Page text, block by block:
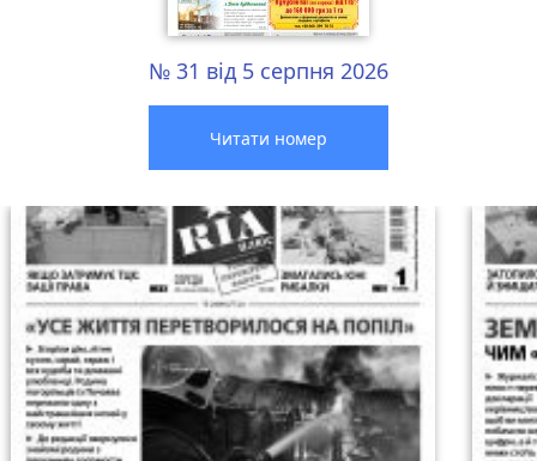
№ 31 від 5 серпня 2026
Читати номер